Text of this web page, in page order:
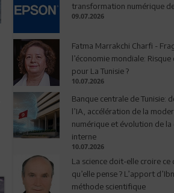
transformation numérique
09.07.2026
Fatma Marrakchi Charfi -
l’économie mondiale:
pour La Tunisie ?
10.07.2026
Banque centrale de Tunisie:
l’IA, accélération de la
numérique et évolution de la
interne
10.07.2026
La science doit-elle croire ce
qu’elle pense ? L’apport
méthode scientifique